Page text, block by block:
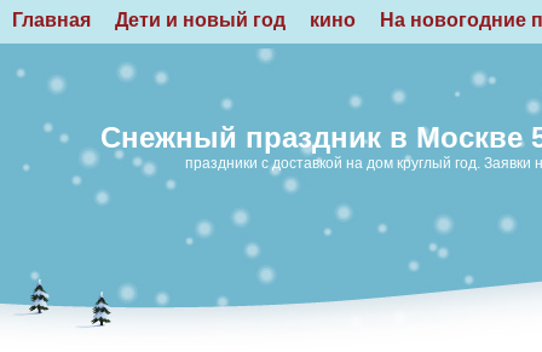
Главная Дети и новый год кино На новогодние
Снежный праздник в Москве
праздники с доставкой на дом круглый год. Заявки